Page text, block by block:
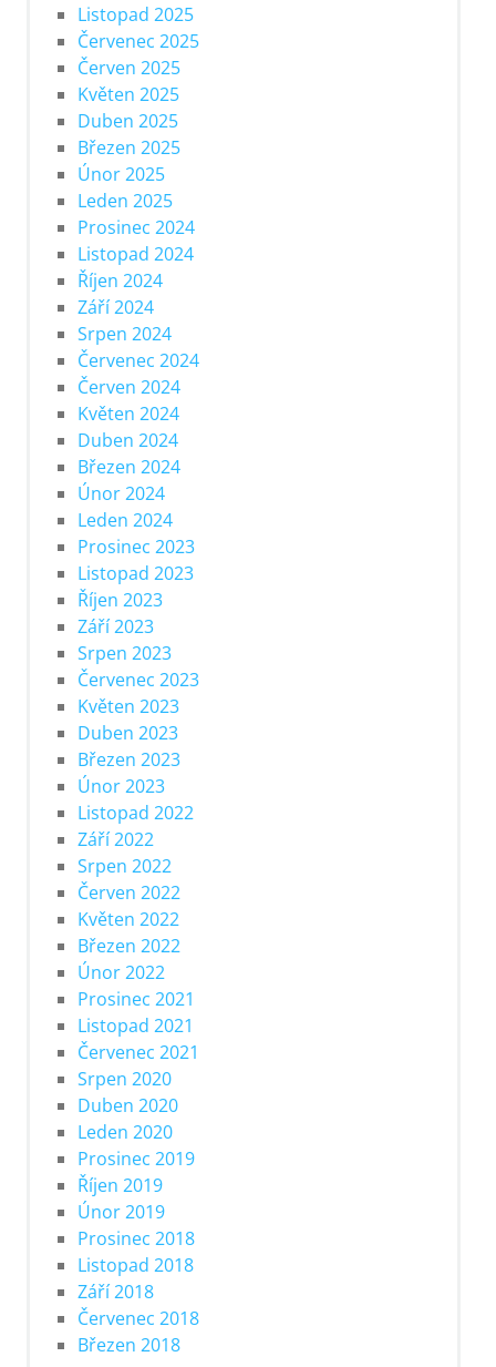
Listopad 2025
Červenec 2025
Červen 2025
Květen 2025
Duben 2025
Březen 2025
Únor 2025
Leden 2025
Prosinec 2024
Listopad 2024
Říjen 2024
Září 2024
Srpen 2024
Červenec 2024
Červen 2024
Květen 2024
Duben 2024
Březen 2024
Únor 2024
Leden 2024
Prosinec 2023
Listopad 2023
Říjen 2023
Září 2023
Srpen 2023
Červenec 2023
Květen 2023
Duben 2023
Březen 2023
Únor 2023
Listopad 2022
Září 2022
Srpen 2022
Červen 2022
Květen 2022
Březen 2022
Únor 2022
Prosinec 2021
Listopad 2021
Červenec 2021
Srpen 2020
Duben 2020
Leden 2020
Prosinec 2019
Říjen 2019
Únor 2019
Prosinec 2018
Listopad 2018
Září 2018
Červenec 2018
Březen 2018